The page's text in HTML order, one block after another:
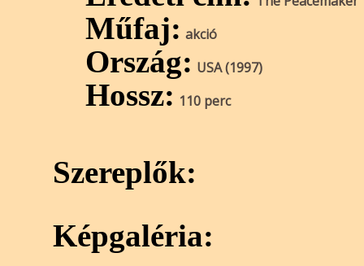
Műfaj: akció
Ország: USA (1997)
Hossz: 110 perc
Szereplők:
Képgaléria: